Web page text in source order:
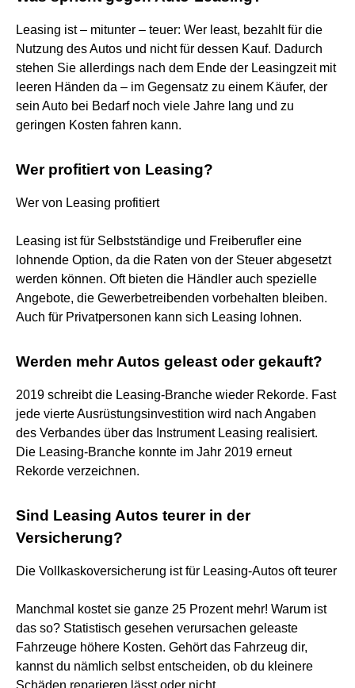
Leasing ist – mitunter – teuer: Wer least, bezahlt für die
Nutzung des Autos und nicht für dessen Kauf. Dadurch
stehen Sie allerdings nach dem Ende der Leasingzeit mit
leeren Händen da – im Gegensatz zu einem Käufer, der
sein Auto bei Bedarf noch viele Jahre lang und zu
geringen Kosten fahren kann.
Wer profitiert von Leasing?
Wer von Leasing profitiert
Leasing ist für Selbstständige und Freiberufler eine
lohnende Option, da die Raten von der Steuer abgesetzt
werden können. Oft bieten die Händler auch spezielle
Angebote, die Gewerbetreibenden vorbehalten bleiben.
Auch für Privatpersonen kann sich Leasing lohnen.
Werden mehr Autos geleast oder gekauft?
2019 schreibt die Leasing-Branche wieder Rekorde. Fast
jede vierte Ausrüstungsinvestition wird nach Angaben
des Verbandes über das Instrument Leasing realisiert.
Die Leasing-Branche konnte im Jahr 2019 erneut
Rekorde verzeichnen.
Sind Leasing Autos teurer in der
Versicherung?
Die Vollkaskoversicherung ist für Leasing-Autos oft teurer
Manchmal kostet sie ganze 25 Prozent mehr! Warum ist
das so? Statistisch gesehen verursachen geleaste
Fahrzeuge höhere Kosten. Gehört das Fahrzeug dir,
kannst du nämlich selbst entscheiden, ob du kleinere
Schäden reparieren lässt oder nicht.